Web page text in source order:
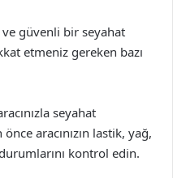
güvenli bir seyahat
etmeniz gereken bazı
seyahat
aracınızın lastik, yağ,
kontrol edin.